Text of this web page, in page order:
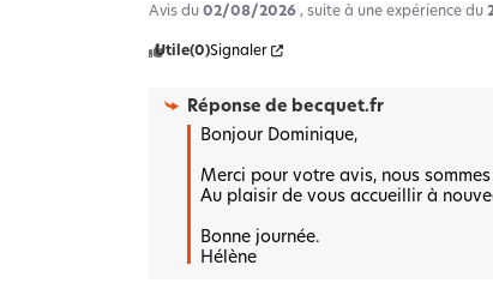
Avis du02/08/2026 , suite à une expérience du
Utile(0)Signaler
Réponse de becquet.fr
Bonjour Dominique,
Merci pour votre avis, nous
Au plaisir de vous accueillir à
Bonne journée.
Hélène